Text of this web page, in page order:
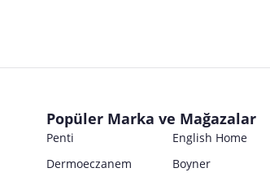
Popüler Marka ve Mağazalar
Penti English Home
Dermoeczanem
Boyner